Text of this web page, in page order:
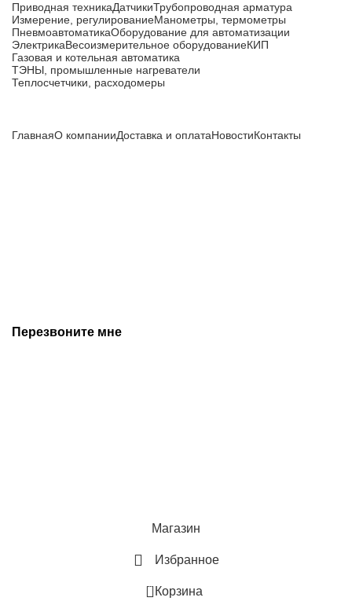
Приводная техникаДатчикиТрубопроводная арматура
Измерение, регулированиеМанометры, термометры
ПневмоавтоматикаОборудование для автоматизации
ЭлектрикаВесоизмерительное оборудованиеКИП
Газовая и котельная автоматика
ТЭНЫ, промышленные нагреватели
Теплосчетчики, расходомеры
ГлавнаяО компанииДоставка и оплатаНовостиКонтакты
Перезвоните мне
Магазин
Избранное
0 Корзина